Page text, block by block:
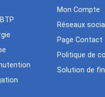
Mon Compte
Réseaux
Page Contact
Politique de
Solution de